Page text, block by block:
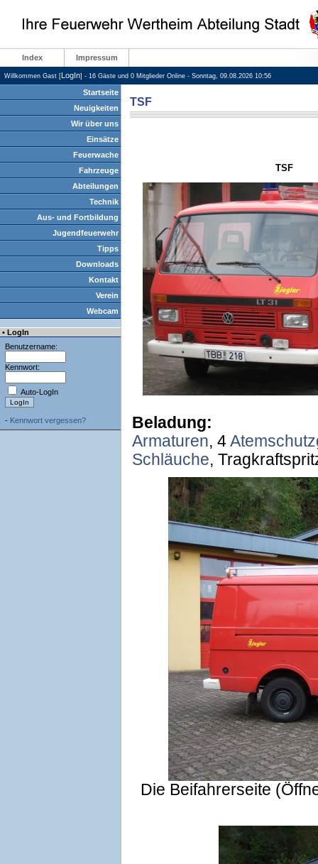
Index Impressum
Willkommen Gast [LogIn] - 16 Gäste und 0 Mitglieder Online - Sonntag, 09.08.2026 10:56
Startseite
Neuigkeiten
Wir über uns
Einsätze
Feuerwache
Fahrzeuge
Abteilungen
Technik
Aus- und Fortbildung
Jugendfeuerwehr
Tipps
Downloads
Kontakt
Verein
Webcam
• LogIn
Benutzername:
Kennwort:
Auto-LogIn
- Kennwort vergessen?
TSF
TSF
Beladung:
Armaturen, 4
Schläuche,
Die Beifahrerseite